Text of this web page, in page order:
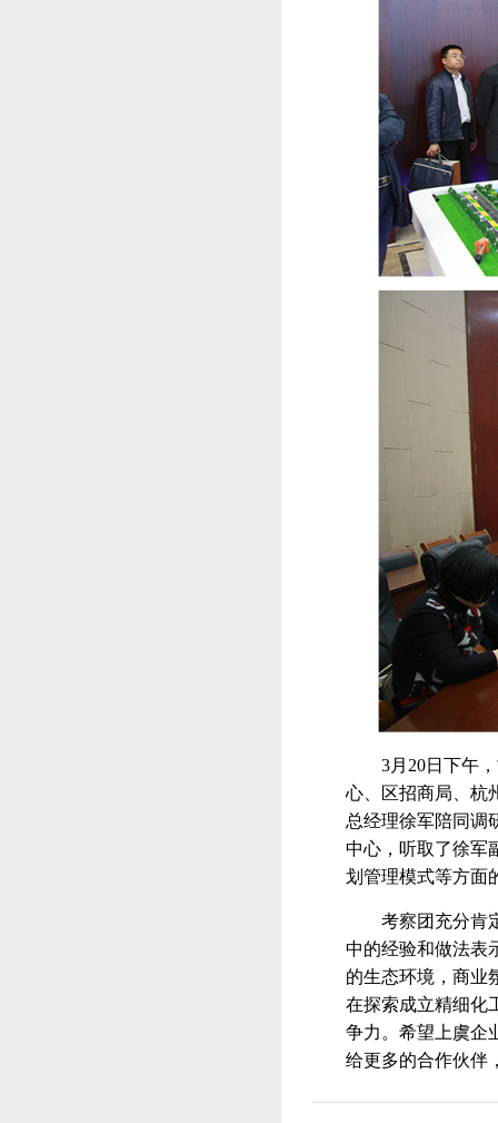
3月20日下午
心、区招商局、杭
总经理徐军陪同调
中心，听取了徐军
划管理模式等方面
考察团充分肯
中的经验和做法表
的生态环境，商业
在探索成立精细化
争力。希望上虞企
给更多的合作伙伴